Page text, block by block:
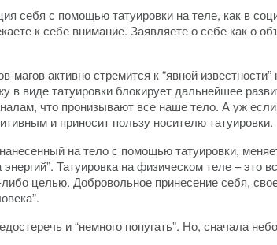
себя с помощью татуировки на теле, как в
к себе внимание. Заявляете о себе как о
активно стремится к “явной
в виде татуировки блокирует дальнейшее
что пронизывают все наше тело. А уж
и приносит пользу носителю татуировки.
на тело с помощью татуировки,
Татуировка на физическом теле – это
целью. Добровольное принесение себя,
и “немного попугать”. Но, сначала